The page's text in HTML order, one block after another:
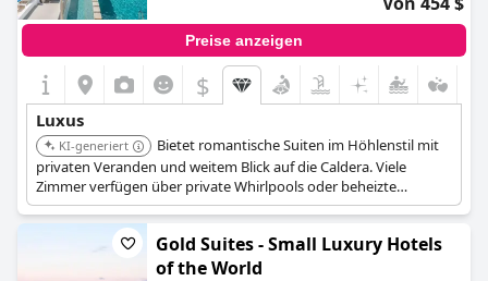
Highlight und die abgeschiedene Lage sorgt für einen ruhigen
und entspannten Aufenthalt. DasSan Antonio - Small Luxury
bietet Luxus und Komfort pur.
Preise anzeigen
$
Luxus
KI-generiert
Bietet romantische Suiten im Höhlenstil mit
privaten Veranden und weitem Blick auf die Caldera. Viele
Zimmer verfügen über private Whirlpools oder beheizte
Tauchbecken, die sowohl innen als auch außen oder beides sein
können. Das einzigartige Höhlendesign trägt zum exklusiven
Gold Suites - Small Luxury Hotels
of the World